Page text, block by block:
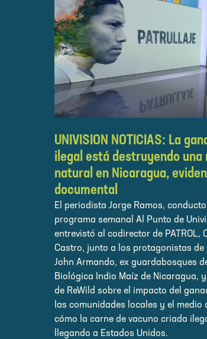
UNIVISION NOTICIAS: La
ilegal está destruyendo una
natural en Nicaragua,
documental
El periodista Jorge Ramos,
programa semanal Al Punto de
entrevistó al codirector de PATROL,
Castro, junto a los protagonistas de
John Armando, ex guardabosques
Biológica Indio Maíz de Nicaragua,
de ReWild sobre el impacto del
las comunidades locales y el medio
cómo la carne de vacuno criada
llegando a Estados Unidos.